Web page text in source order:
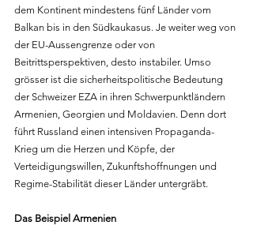
dem Kontinent mindestens fünf Länder vom
Balkan bis in den Südkaukasus. Je weiter weg von
der EU-Aussengrenze oder von
Beitrittsperspektiven, desto instabiler. Umso
grösser ist die sicherheitspolitische Bedeutung
der Schweizer EZA in ihren Schwerpunktländern
Armenien, Georgien und Moldavien. Denn dort
führt Russland einen intensiven Propaganda-
Krieg um die Herzen und Köpfe, der
Verteidigungswillen, Zukunftshoffnungen und
Regime-Stabilität dieser Länder untergräbt.
Das Beispiel Armenien